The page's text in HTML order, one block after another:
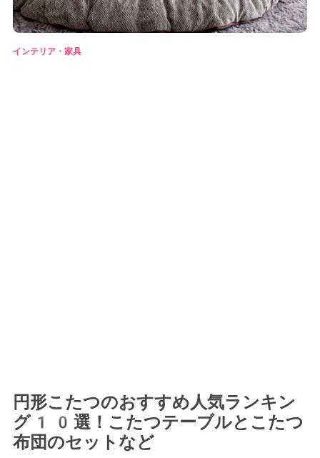
インテリア・家具
円形こたつのおすすめ人気ランキン
グ10選！こたつテーブルとこたつ
布団のセットなど